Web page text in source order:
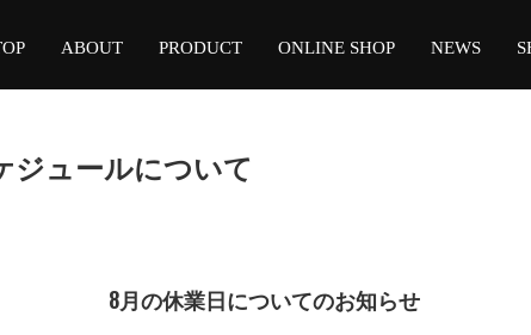
ABOUT PRODUCT ONLINE SHOP NEWS
ジュールについて
8月の休業日についてのお知らせ